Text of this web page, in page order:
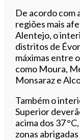
De acordo com
regiões mais
Alentejo, o
distritos de
máximas entre
como Moura,
Monsaraz e
Também o
Superior
acima dos 37
zonas